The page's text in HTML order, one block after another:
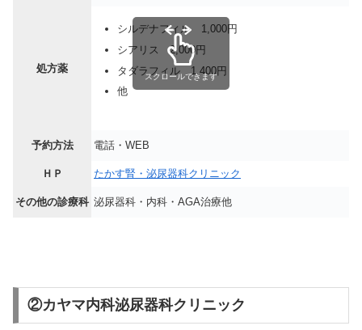
処方薬
シルデナフィル 1,000円
シアリス 2,000円
タダラフィル 1,400円
他
予約方法 電話・WEB
ＨＰ たかす腎・泌尿器科クリニック
その他の診療科 泌尿器科・内科・AGA治療他
スクロールできます
②カヤマ内科泌尿器科クリニック